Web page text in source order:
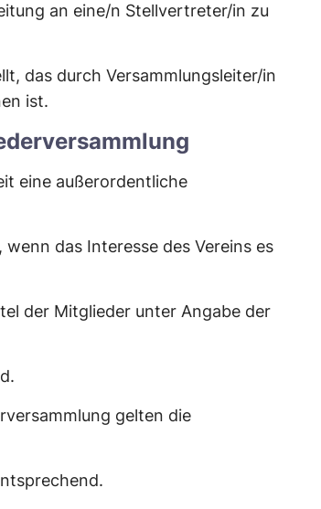
an eine/n Stellvertreter/in zu
das durch Versammlungsleiter/in
ist.
eine außerordentliche
das Interesse des Vereins es
der Mitglieder unter Angabe der
gelten die